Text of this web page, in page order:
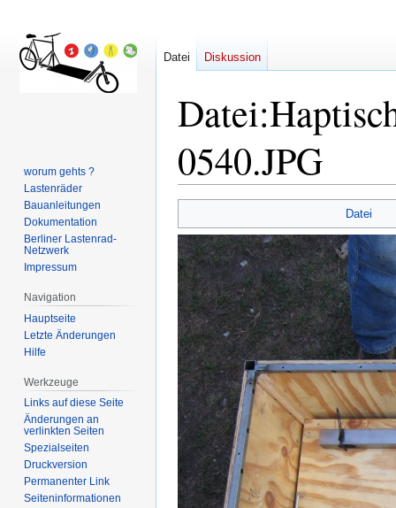
Datei:
0540.JPG
Navigation
springen
Suche
springen
Datei
Datei Diskussion
worum gehts ?
Lastenräder
Bauanleitungen
Dokumentation
Berliner Lastenrad-
Netzwerk
Impressum
Navigation
Hauptseite
Letzte Änderungen
Hilfe
Werkzeuge
Links auf diese Seite
Änderungen an
verlinkten Seiten
Spezialseiten
Druckversion
Permanenter Link
Seiten­informationen